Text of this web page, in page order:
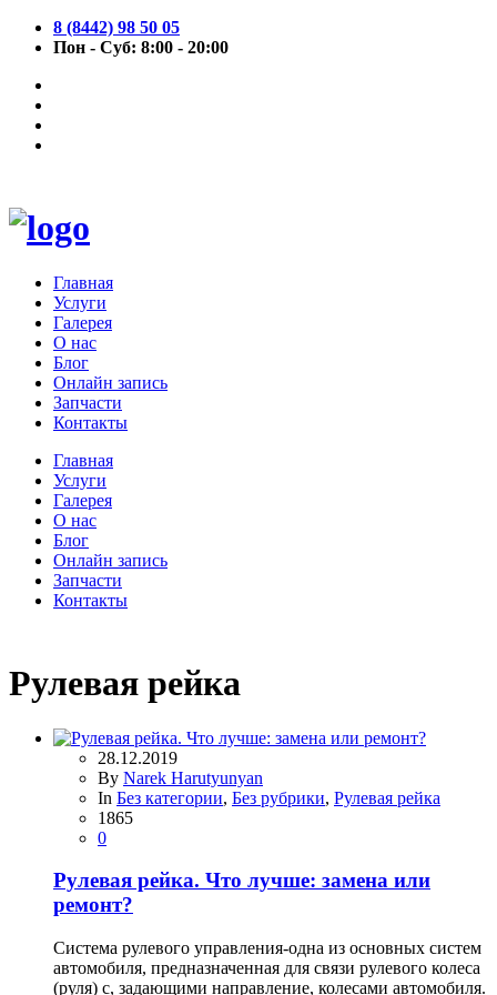
8 (8442) 98 50 05
Пон - Суб: 8:00 - 20:00
Главная
Услуги
Галерея
О нас
Блог
Онлайн запись
Запчасти
Контакты
Главная
Услуги
Галерея
О нас
Блог
Онлайн запись
Запчасти
Контакты
Рулевая рейка
28.12.2019
By Narek Harutyunyan
In Без категории, Без рубрики, Рулевая рейка
1865
0
Рулевая рейка. Что лучше: замена или
ремонт?
Система рулевого управления-одна из основных систем
автомобиля, предназначенная для связи рулевого колеса
(руля) с, задающими направление, колесами автомобиля.